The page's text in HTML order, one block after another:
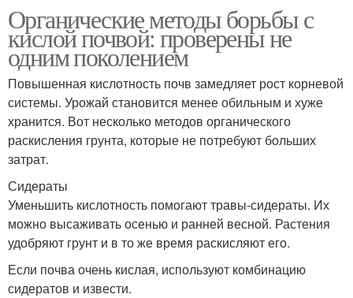
Органические методы борьбы с
кислой почвой: проверены не
одним поколением
Повышенная кислотность почв замедляет рост корневой
системы. Урожай становится менее обильным и хуже
хранится. Вот несколько методов органического
раскисления грунта, которые не потребуют больших
затрат.
Сидераты
Уменьшить кислотность помогают травы-сидераты. Их
можно высаживать осенью и ранней весной. Растения
удобряют грунт и в то же время раскисляют его.
Если почва очень кислая, используют комбинацию
сидератов и извести.